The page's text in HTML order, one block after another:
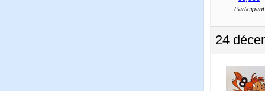
Participant
24